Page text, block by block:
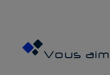
Vous